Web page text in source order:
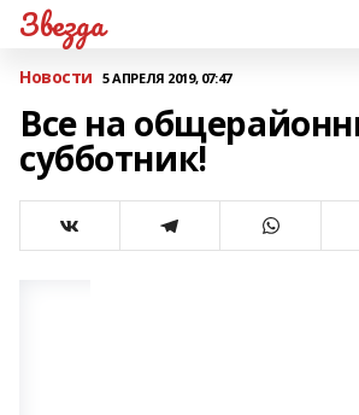
Звезда
Новости 5 АПРЕЛЯ 2019, 07:47
Все на
субботник!